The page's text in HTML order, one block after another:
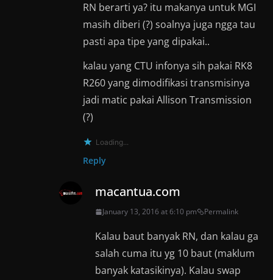
RN berarti ya? itu makanya untuk MGI
masih diberi (?) soalnya juga ngga tau
pasti apa tipe yang dipakai..
kalau yang CTU infonya sih pakai RK8
R260 yang dimodifikasi transmisinya
jadi matic pakai Allison Transmission
(?)
Loading...
Reply
macantua.com
January 13, 2016 at 6:10 pm Permalink
Kalau baut banyak RN, dan kalau ga
salah cuma itu yg 10 baut (maklum
banyak katasikinya). Kalau swap